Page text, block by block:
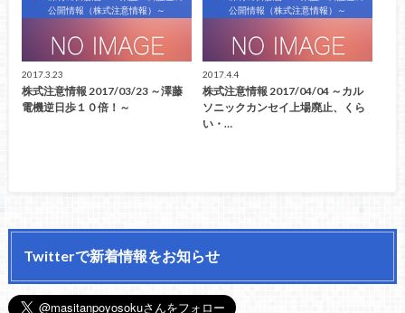
公開情報（株式注意情報）～
2017.3.23
株式注意情報 2017/03/23 ～澤藤
電機逆日歩１０倍！～
公開情報（株式注意情報）～
2017.4.4
株式注意情報 2017/04/04 ～カル
ソニックカンセイ上場廃止、くら
い・…
Twitterで新着情報をお知らせ